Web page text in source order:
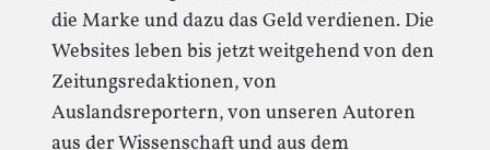
die Marke und dazu das Geld verdienen. Die
Websites leben bis jetzt weitgehend von den
Zeitungsredaktionen, von
Auslandsreportern, von unseren Autoren
aus der Wissenschaft und aus dem